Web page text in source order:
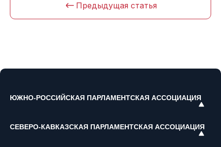
Предыдущая статья
ЮЖНО-РОССИЙСКАЯ ПАРЛАМЕНТСКАЯ АССОЦИАЦИЯ
СЕВЕРО-КАВКАЗСКАЯ ПАРЛАМЕНТСКАЯ АССОЦИАЦИЯ